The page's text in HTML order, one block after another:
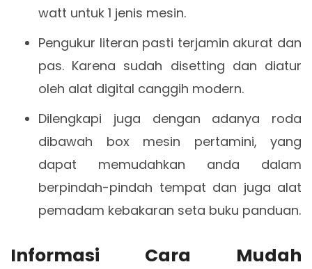
watt untuk 1 jenis mesin.
Pengukur literan pasti terjamin akurat dan
pas. Karena sudah disetting dan diatur
oleh alat digital canggih modern.
Dilengkapi juga dengan adanya roda
dibawah box mesin pertamini, yang
dapat memudahkan anda dalam
berpindah-pindah tempat dan juga alat
pemadam kebakaran seta buku panduan.
Informasi Cara Mudah